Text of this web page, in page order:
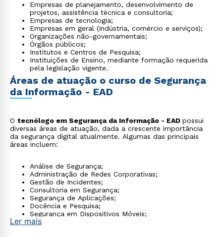
Empresas de planejamento, desenvolvimento de
projetos, assistência técnica e consultoria;
Empresas de tecnologia;
Empresas em geral (indústria, comércio e serviços);
Organizações não-governamentais;
Órgãos públicos;
Institutos e Centros de Pesquisa;
Instituições de Ensino, mediante formação requerida
pela legislação vigente.
Áreas de atuação o curso de Segurança
da Informação - EAD
O tecnólogo em Segurança da Informação - EAD possui
diversas áreas de atuação, dada a crescente importância
da segurança digital atualmente. Algumas das principais
áreas incluem:
Análise de Segurança;
Administração de Redes Corporativas;
Gestão de Incidentes;
Consultoria em Segurança;
Segurança de Aplicações;
Docência e Pesquisa;
Segurança em Dispositivos Móveis;
Perícia Forense Digital.
Ler mais